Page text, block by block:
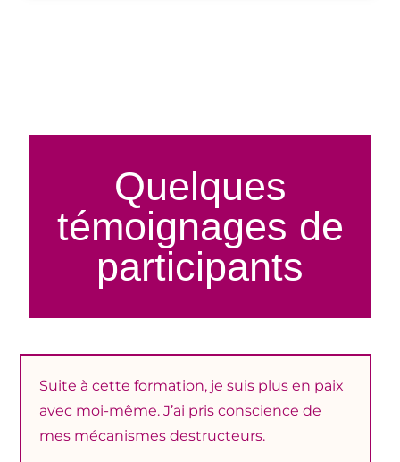
Quelques
témoignages de
participants
Suite à cette formation, je suis plus en paix
avec moi-même. J’ai pris conscience de
mes mécanismes destructeurs.